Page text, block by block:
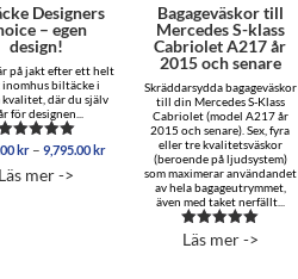
Designers
– egen
design!
på jakt efter ett helt
biltäcke i
kvalitet, där du själv
för designen...
Betygsatt
av 5
kr – 9,795.00krPrisintervall:
7,895.00 kr
9,795.00 kr
Läs mer ->
Bagageväskor till
Mercedes S-klass
Cabriolet A217 år
2015 och senare
Skräddarsydda bagageväskor
till din Mercedes S-Klass
Cabriolet (model A217 år
2015 och senare). Sex, fyra
eller tre kvalitetsväskor
(beroende på ljudsystem)
som maximerar användandet
av hela bagageutrymmet,
även med taket nerfällt...
Betygsatt
Läs mer ->